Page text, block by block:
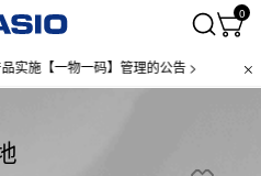
0
一物一码】管理的公告 > 微信小